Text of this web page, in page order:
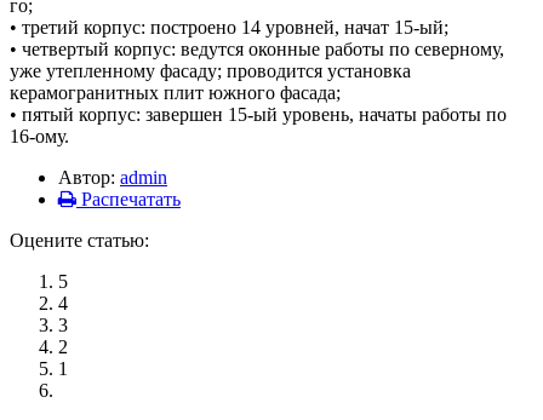
го;
• третий корпус: построено 14 уровней, начат 15-ый;
• четвертый корпус: ведутся оконные работы по северному,
уже утепленному фасаду; проводится установка
керамогранитных плит южного фасада;
• пятый корпус: завершен 15-ый уровень, начаты работы по
16-ому.
Автор: admin
Распечатать
Оцените статью:
5
4
3
2
1